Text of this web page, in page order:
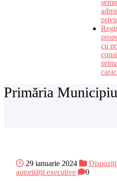
cu
Primăria
29 ianuarie 2024
autorității executive
0